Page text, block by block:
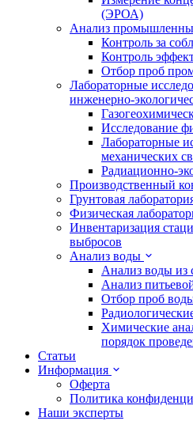
(ЭРОА)
Анализ
Контроль за
Контроль
Отбор проб
Лабораторные
инженерно-
Исследование
Лабораторные
механических
Радиационно-
Производственный
Грунтовая
Физическая
Инвентаризация
выбросов
Анализ воды
Анализ воды из
Анализ
Отбор проб
Химические
порядок
Статьи
Информация
Оферта
Политика
Наши эксперты